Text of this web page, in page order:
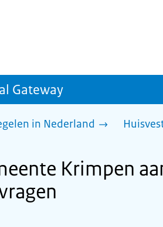
Gateway
in Nederland
Krimpen